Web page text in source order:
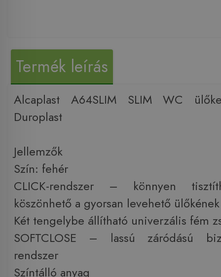
Termék leírás
Alcaplast A64SLIM SLIM WC ülőke
Duroplast
Jellemzők
Szín: fehér
CLICK-rendszer – könnyen
köszönhető a gyorsan levehető ülőkének
Két tengelybe állítható univerzális fém
SOFTCLOSE – lassú záródású
rendszer
Színtálló anyag